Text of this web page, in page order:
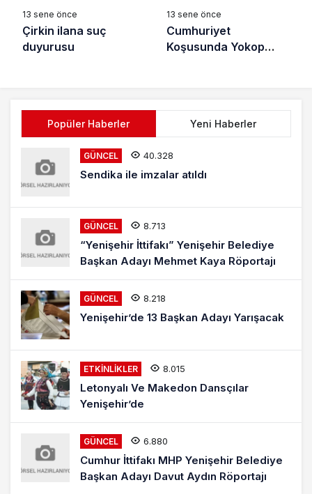
13 sene önce
Çirkin ilana suç
duyurusu
13 sene önce
Cumhuriyet
Koşusunda Yokop
Popüler Haberler Yeni Haberler
GÜNCEL 40.328
Sendika ile imzalar atıldı
GÜNCEL 8.713
“Yenişehir İttifakı” Yenişehir Belediye
Başkan Adayı Mehmet Kaya Röportajı
GÜNCEL 8.218
Yenişehir’de 13 Başkan Adayı Yarışacak
ETKINLIKLER 8.015
Letonyalı Ve Makedon Dansçılar
Yenişehir’de
GÜNCEL 6.880
Cumhur İttifakı MHP Yenişehir Belediye
Başkan Adayı Davut Aydın Röportajı